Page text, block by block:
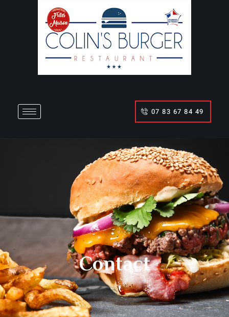
07 83 67 84 49
Contact